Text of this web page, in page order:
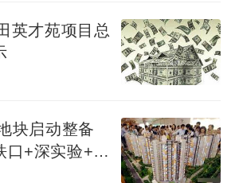
已达4年之久。部分区域房价
斩，这也使得低总价二手房
。不仅如此，土地市场表现
前20名，这对于深圳补齐民
来人口本地化、助力战略性
甚至城市吸引人才、提升城
英才苑项目总
块启动整备
口+深实验+商